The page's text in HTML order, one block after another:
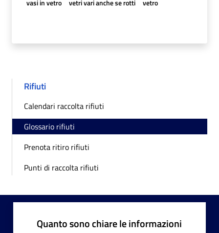
vasi in vetro
vetri vari anche se rotti vetro
Rifiuti
Calendari raccolta rifiuti
Glossario rifiuti
Prenota ritiro rifiuti
Punti di raccolta rifiuti
Quanto sono chiare le informazioni